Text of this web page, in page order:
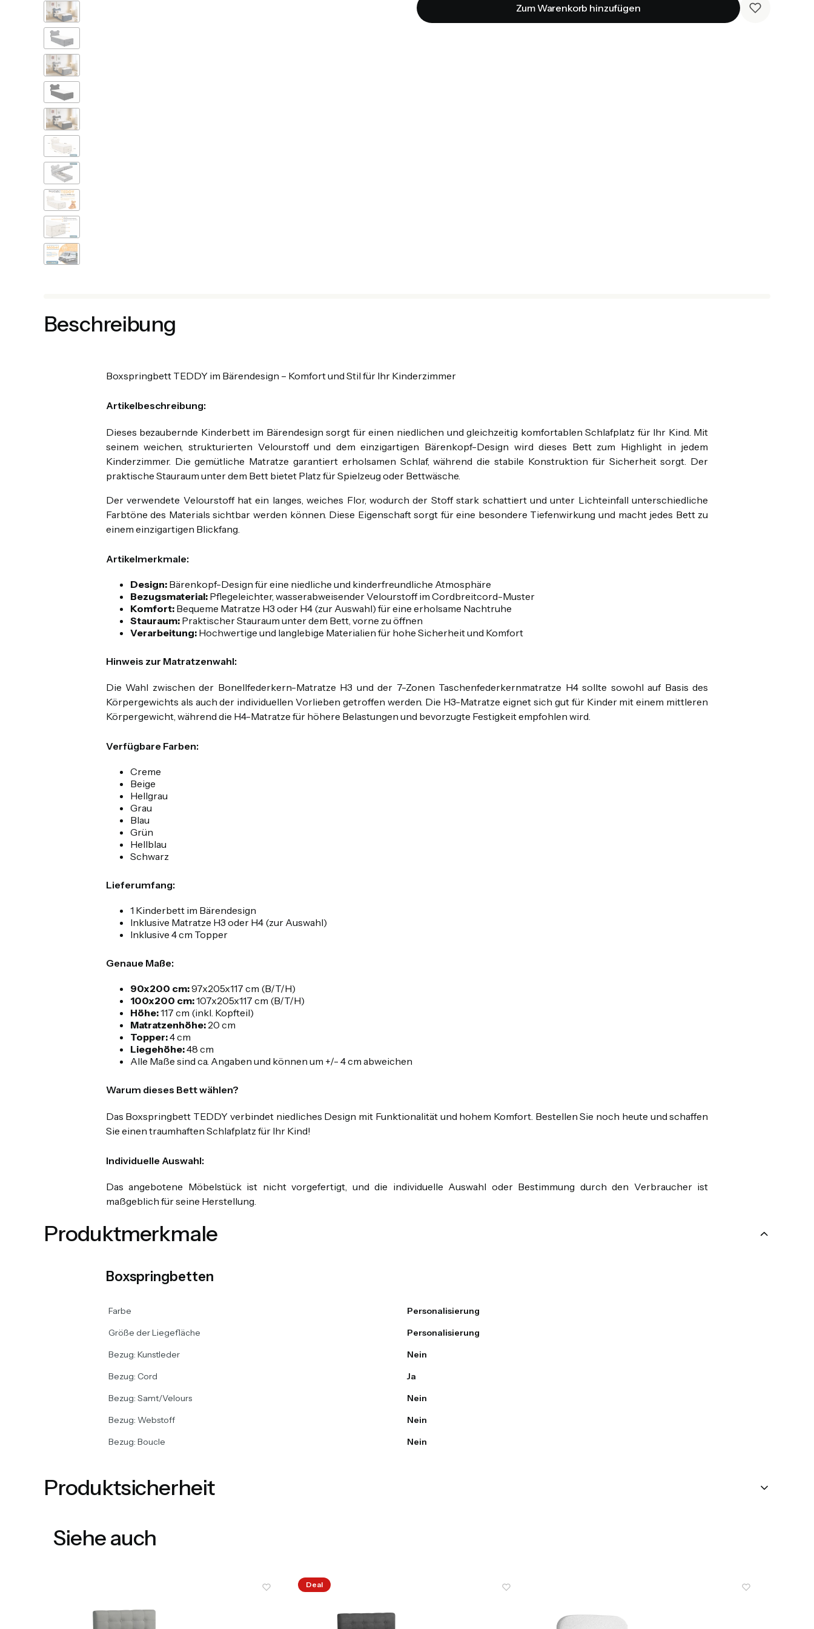
Zum Warenkorb hinzufügen
Beschreibung
Boxspringbett TEDDY im Bärendesign – Komfort und Stil für Ihr Kinderzimmer
Artikelbeschreibung:
Dieses bezaubernde Kinderbett im Bärendesign sorgt für einen niedlichen und gleichzeitig komfortablen Schlafplatz für Ihr Kind. Mit
seinem weichen, strukturierten Velourstoff und dem einzigartigen Bärenkopf-Design wird dieses Bett zum Highlight in jedem
Kinderzimmer. Die gemütliche Matratze garantiert erholsamen Schlaf, während die stabile Konstruktion für Sicherheit sorgt. Der
praktische Stauraum unter dem Bett bietet Platz für Spielzeug oder Bettwäsche.
Der verwendete Velourstoff hat ein langes, weiches Flor, wodurch der Stoff stark schattiert und unter Lichteinfall unterschiedliche
Farbtöne des Materials sichtbar werden können. Diese Eigenschaft sorgt für eine besondere Tiefenwirkung und macht jedes Bett zu
einem einzigartigen Blickfang.
Artikelmerkmale:
Design:Bärenkopf-Design für eine niedliche und kinderfreundliche Atmosphäre
Bezugsmaterial:Pflegeleichter, wasserabweisender Velourstoff im Cordbreitcord-Muster
Komfort:Bequeme Matratze H3 oder H4 (zur Auswahl) für eine erholsame Nachtruhe
Stauraum:Praktischer Stauraum unter dem Bett, vorne zu öffnen
Verarbeitung:Hochwertige und langlebige Materialien für hohe Sicherheit und Komfort
Hinweis zur Matratzenwahl:
Die Wahl zwischen der Bonellfederkern-Matratze H3 und der 7-Zonen Taschenfederkernmatratze H4 sollte sowohl auf Basis des
Körpergewichts als auch der individuellen Vorlieben getroffen werden. Die H3-Matratze eignet sich gut für Kinder mit einem mittleren
Körpergewicht, während die H4-Matratze für höhere Belastungen und bevorzugte Festigkeit empfohlen wird.
Verfügbare Farben:
Creme
Beige
Hellgrau
Grau
Blau
Grün
Hellblau
Schwarz
Lieferumfang:
1 Kinderbett im Bärendesign
Inklusive Matratze H3 oder H4 (zur Auswahl)
Inklusive 4 cm Topper
Genaue Maße:
90x200 cm:97x205x117 cm (B/T/H)
100x200 cm:107x205x117 cm (B/T/H)
Höhe:117 cm (inkl. Kopfteil)
Matratzenhöhe:20 cm
Topper:4 cm
Liegehöhe:48 cm
Alle Maße sind ca. Angaben und können um +/- 4 cm abweichen
Warum dieses Bett wählen?
Das Boxspringbett TEDDY verbindet niedliches Design mit Funktionalität und hohem Komfort. Bestellen Sie noch heute und schaffen
Sie einen traumhaften Schlafplatz für Ihr Kind!
Individuelle Auswahl:
Das angebotene Möbelstück ist nicht vorgefertigt, und die individuelle Auswahl oder Bestimmung durch den Verbraucher ist
maßgeblich für seine Herstellung.
Produktmerkmale
Boxspringbetten
Farbe
Personalisierung
Größe der Liegefläche
Personalisierung
Bezug: Kunstleder
Nein
Bezug: Cord
Ja
Bezug: Samt/Velours
Nein
Bezug: Webstoff
Nein
Bezug: Boucle
Nein
Produktsicherheit
Siehe auch
Deal